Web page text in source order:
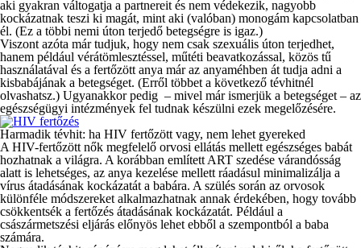
aki gyakran váltogatja a partnereit és nem védekezik, nagyobb
kockázatnak teszi ki magát, mint aki (valóban) monogám kapcsolatban
él. (Ez a többi nemi úton terjedő betegségre is igaz.)
Viszont azóta már tudjuk, hogy nem csak szexuális úton terjedhet,
hanem például vérátömlesztéssel, műtéti beavatkozással, közös tű
használatával és a fertőzött anya már az anyaméhben át tudja adni a
kisbabájának a betegséget. (Erről többet a következő tévhitnél
olvashatsz.) Ugyanakkor pedig – mivel már ismerjük a betegséget – az
egészségügyi intézmények fel tudnak készülni ezek megelőzésére.
Harmadik tévhit: ha HIV fertőzött vagy, nem lehet gyereked
A HIV-fertőzött nők megfelelő orvosi ellátás mellett egészséges babát
hozhatnak a világra. A korábban említett ART szedése várandósság
alatt is lehetséges, az anya kezelése mellett ráadásul minimalizálja a
vírus átadásának kockázatát a babára. A szülés során az orvosok
különféle módszereket alkalmazhatnak annak érdekében, hogy tovább
csökkentsék a fertőzés átadásának kockázatát. Például a
császármetszési eljárás előnyös lehet ebből a szempontból a baba
számára.